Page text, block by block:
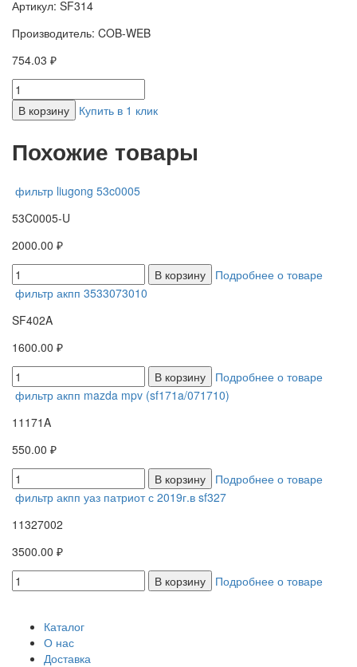
Артикул: SF314
Производитель: COB-WEB
754.03 ₽
В корзину Купить в 1 клик
Похожие товары
фильтр liugong 53c0005
53C0005-U
2000.00 ₽
В корзину
Подробнее о товаре
фильтр акпп 3533073010
SF402A
1600.00 ₽
В корзину
Подробнее о товаре
фильтр акпп mazda mpv (sf171a/071710)
11171A
550.00 ₽
В корзину
Подробнее о товаре
фильтр акпп уаз патриот с 2019г.в sf327
11327002
3500.00 ₽
В корзину
Подробнее о товаре
Каталог
О нас
Доставка